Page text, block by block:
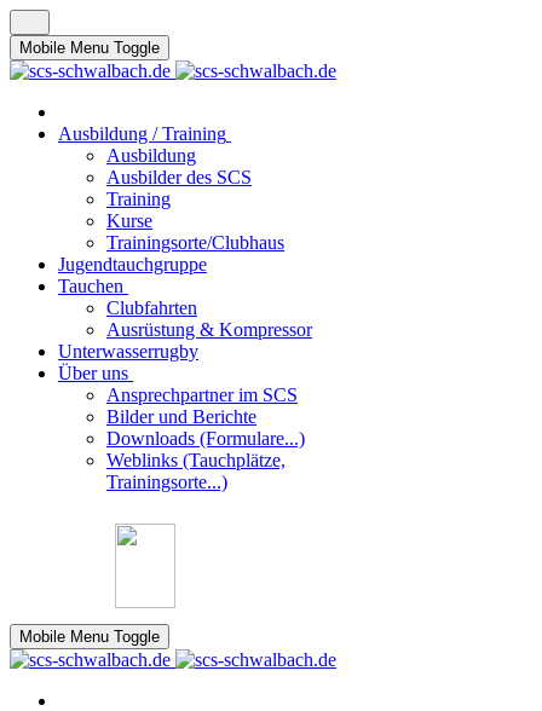
Mobile Menu Toggle
Ausbildung / Training
Ausbildung
Ausbilder des SCS
Training
Kurse
Trainingsorte/Clubhaus
Jugendtauchgruppe
Tauchen
Clubfahrten
Ausrüstung & Kompressor
Unterwasserrugby
Über uns
Ansprechpartner im SCS
Bilder und Berichte
Downloads (Formulare...)
Weblinks (Tauchplätze,
Trainingsorte...)
Mobile Menu Toggle